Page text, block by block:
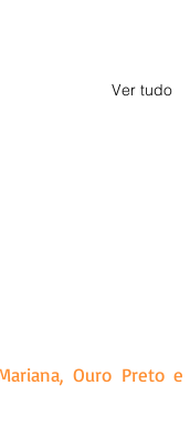
Ver tudo
Ouro Preto e